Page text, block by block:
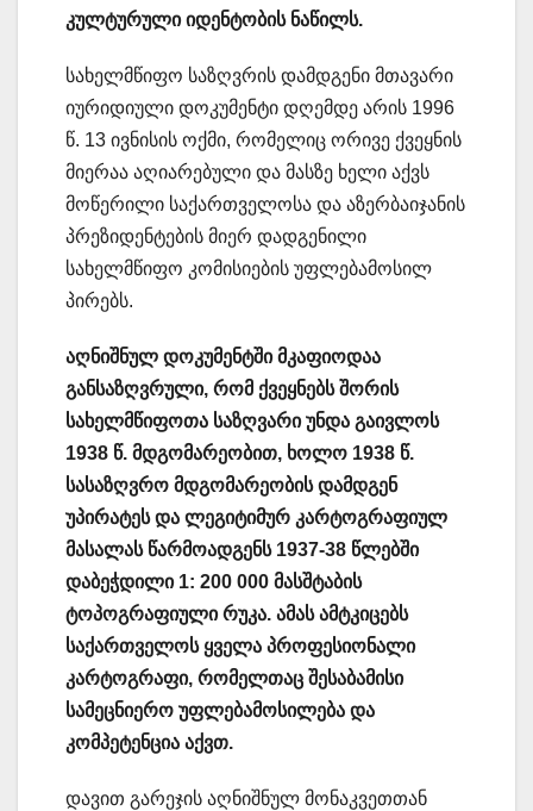
კულტურული იდენტობის ნაწილს.
სახელმწიფო საზღვრის დამდგენი მთავარი
იურიდიული დოკუმენტი დღემდე არის 1996
წ. 13 ივნისის ოქმი, რომელიც ორივე ქვეყნის
მიერაა აღიარებული და მასზე ხელი აქვს
მოწერილი საქართველოსა და აზერბაიჯანის
პრეზიდენტების მიერ დადგენილი
სახელმწიფო კომისიების უფლებამოსილ
პირებს.
აღნიშნულ დოკუმენტში მკაფიოდაა
განსაზღვრული, რომ ქვეყნებს შორის
სახელმწიფოთა საზღვარი უნდა გაივლოს
1938 წ. მდგომარეობით, ხოლო 1938 წ.
სასაზღვრო მდგომარეობის დამდგენ
უპირატეს და ლეგიტიმურ კარტოგრაფიულ
მასალას წარმოადგენს 1937-38 წლებში
დაბეჭდილი 1: 200 000 მასშტაბის
ტოპოგრაფიული რუკა. ამას ამტკიცებს
საქართველოს ყველა პროფესიონალი
კარტოგრაფი, რომელთაც შესაბამისი
სამეცნიერო უფლებამოსილება და
კომპეტენცია აქვთ.
დავით გარეჯის აღნიშნულ მონაკვეთთან